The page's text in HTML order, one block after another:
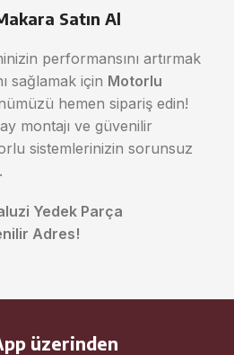
Satın Al
performansını artırmak
sağlamak için Motorlu
hemen sipariş edin!
montajı ve güvenilir
sistemlerinizin sorunsuz
Yedek Parça
Adres!
üzerinden